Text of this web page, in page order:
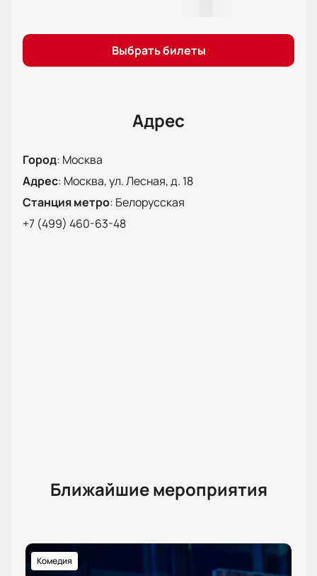
Выбрать билеты
Адрес
Город: Москва
Адрес: Москва, ул. Лесная, д. 18
Станция метро: Белорусская
+7 (499) 460-63-48
Ближайшие мероприятия
Комедия